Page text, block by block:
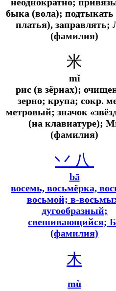
быка (вола);
платья), заправлять;
(фамилия)
米
mǐ
рис (в зёрнах);
зерно; крупа; сокр.
метровый; значок
(на клавиатуре);
(фамилия)
丷 八
bā
восемь, восьмёрка,
восьмой; в-
дугообразный;
свешивающийся;
(фамилия)
木
mù